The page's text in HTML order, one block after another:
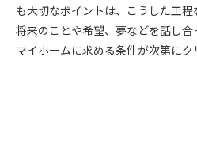
も大切なポイントは、こうした工程
将来のことや希望、夢などを話し
マイホームに求める条件が次第にク